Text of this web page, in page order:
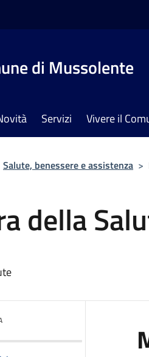
di Mussolente
Servizi Vivere il
Salute, benessere e assistenza >
della